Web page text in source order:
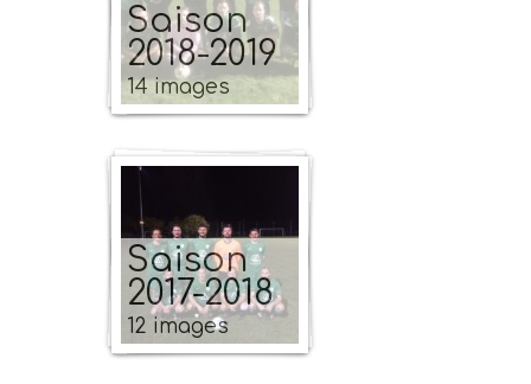
Saison
2018-2019
14 images
Saison
2017-2018
12 images